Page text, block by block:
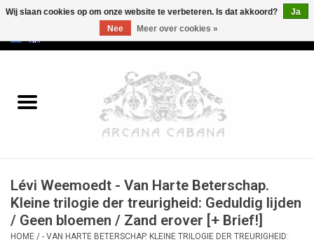
Oud & Zeldzaam
Erotica
Curiosa
Lévi Weemoedt - Van Harte Beterschap.
Kleine trilogie der treurigheid: Geduldig lijden
/ Geen bloemen / Zand erover [+ Brief!]
HOME / - VAN HARTE BETERSCHAP. KLEINE TRILOGIE DER TREURIGHEID:
Wij slaan cookies op om onze website te verbeteren. Is dat akkoord?
Ja
Nee
Meer over cookies »